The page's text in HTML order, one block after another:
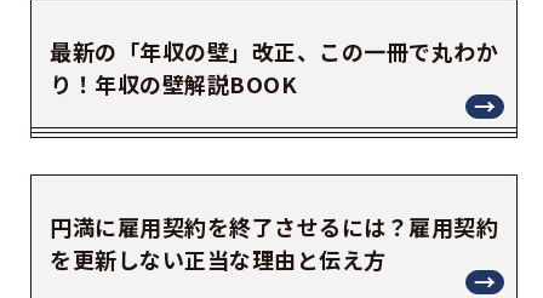
最新の「年収の壁」改正、この一冊で丸わか
り！年収の壁解説BOOK
円満に雇用契約を終了させるには？雇用契約
を更新しない正当な理由と伝え方